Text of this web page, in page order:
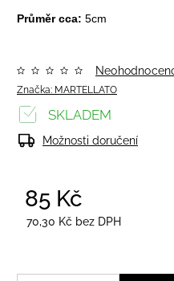
Průměr cca: 5cm
Značka: MARTELLATO
85 Kč
70,30 Kč bez DPH
SKLADEM
Možnosti doručení